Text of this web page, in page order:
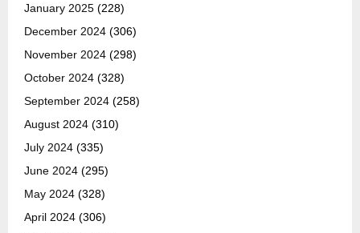
January 2025 (228)
December 2024 (306)
November 2024 (298)
October 2024 (328)
September 2024 (258)
August 2024 (310)
July 2024 (335)
June 2024 (295)
May 2024 (328)
April 2024 (306)